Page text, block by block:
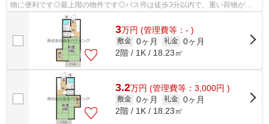
物に便利です◎最上階の物件です◎バス停は徒歩3分以内で、重い荷物があ
っても持ち運びが楽です◎2駅利用可能な...
3万円 (管理費等：- )
敷金 0ヶ月 礼金 0ヶ月
2階 / 1K / 18.23㎡
3.2万円 (管理費等：3,000円 )
敷金 0ヶ月 礼金 0ヶ月
2階 / 1K / 18.23㎡